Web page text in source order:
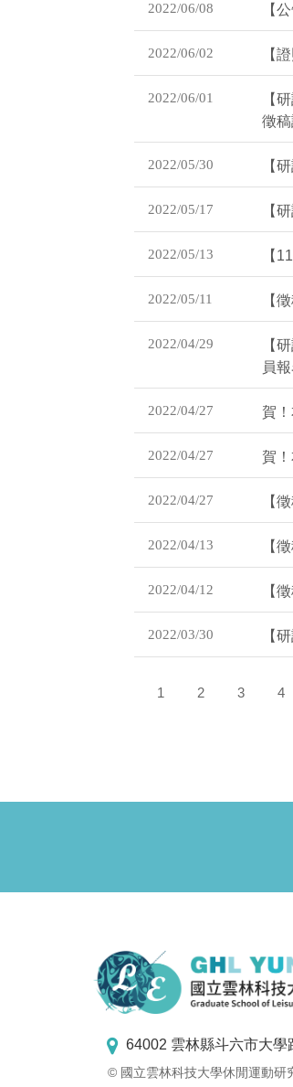
2022/06/08 【
2022/06/02 【
2022/06/01
【
徵
2022/05/30 【
2022/05/17 【
2022/05/13 【
2022/05/11 【
2022/04/29
【
員
2022/04/27 賀
2022/04/27 賀
2022/04/27 【
2022/04/13 【
2022/04/12 【
2022/03/30 【
1 2 3 4
64002 雲林縣斗六市大學
© 國立雲林科技大學休閒運動研